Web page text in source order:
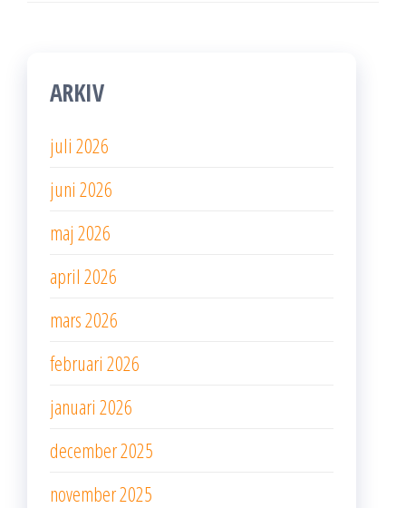
ARKIV
juli 2026
juni 2026
maj 2026
april 2026
mars 2026
februari 2026
januari 2026
december 2025
november 2025